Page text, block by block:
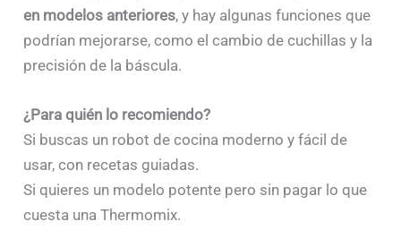
en modelos anteriores, y hay algunas funciones que
podrían mejorarse, como el cambio de cuchillas y la
precisión de la báscula.
¿Para quién lo recomiendo?
Si buscas un robot de cocina moderno y fácil de
usar, con recetas guiadas.
Si quieres un modelo potente pero sin pagar lo que
cuesta una Thermomix.